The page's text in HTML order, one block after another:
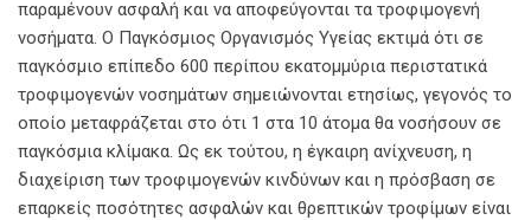
παραμένουν ασφαλή και να αποφεύγονται τα τροφιμογενή
νοσήματα. Ο Παγκόσμιος Οργανισμός Υγείας εκτιμά ότι σε
παγκόσμιο επίπεδο 600 περίπου εκατομμύρια περιστατικά
τροφιμογενών νοσημάτων σημειώνονται ετησίως, γεγονός το
οποίο μεταφράζεται στο ότι 1 στα 10 άτομα θα νοσήσουν σε
παγκόσμια κλίμακα. Ως εκ τούτου, η έγκαιρη ανίχνευση, η
διαχείριση των τροφιμογενών κινδύνων και η πρόσβαση σε
επαρκείς ποσότητες ασφαλών και θρεπτικών τροφίμων είναι